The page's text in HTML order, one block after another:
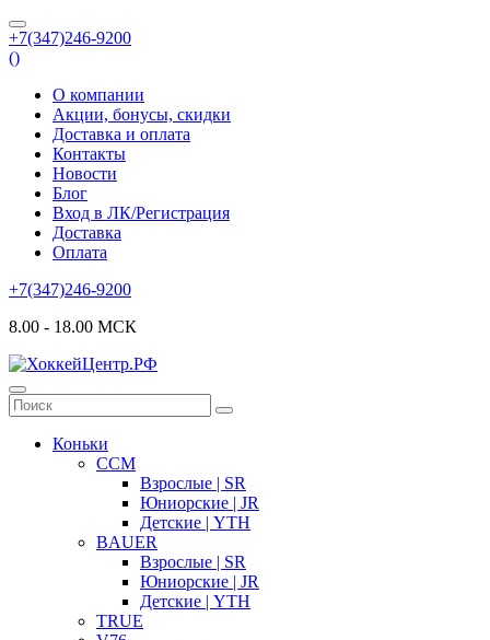
+7(347)246-9200
()
О компании
Акции, бонусы, скидки
Доставка и оплата
Контакты
Новости
Блог
Вход в ЛК/Регистрация
Доставка
Оплата
+7(347)246-9200
8.00 - 18.00 МСК
Коньки
CCM
Взрослые | SR
Юниорские | JR
Детские | YTH
BAUER
Взрослые | SR
Юниорские | JR
Детские | YTH
TRUE